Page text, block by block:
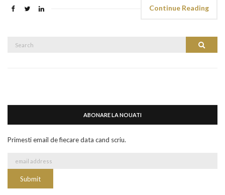
Continue Reading
Search
ABONARE LA NOUATI
Primesti email de fiecare data cand scriu.